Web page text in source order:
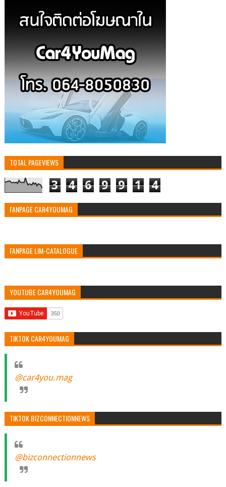
TOTAL PAGEVIEWS
3 4 6 9 9 1 4
FANPAGE CAR4YOUMAG
FANPAGE LIM-CATALOGUE
YOUTUBE CAR4YOUMAG
TIKTOK CAR4YOUMAG
@car4you.mag
TIKTOK BIZCONNECTIONNEWS
@bizconnectionnews